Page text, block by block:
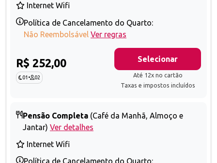
Internet Wifi
Política de Cancelamento do Quarto:
Não Reembolsável Ver regras
R$ 252,00
01 • 02
Selecionar
Até 12x no cartão
Taxas e impostos incluídos
Pensão Completa (Café da Manhã, Almoço e
Jantar) Ver detalhes
Internet Wifi
Política de Cancelamento do Quarto: